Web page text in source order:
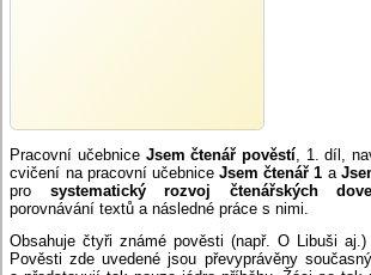
Pracovní učebnice Jsem čtenář pověstí, 1. díl,
cvičení na pracovní učebniceJsem čtenář 1 a
pro systematický rozvoj čtenářských
porovnávání textů a následné práce s nimi.
Obsahuje čtyři známé pověsti (např. O Libuši
Pověsti zde uvedené jsou převyprávěny